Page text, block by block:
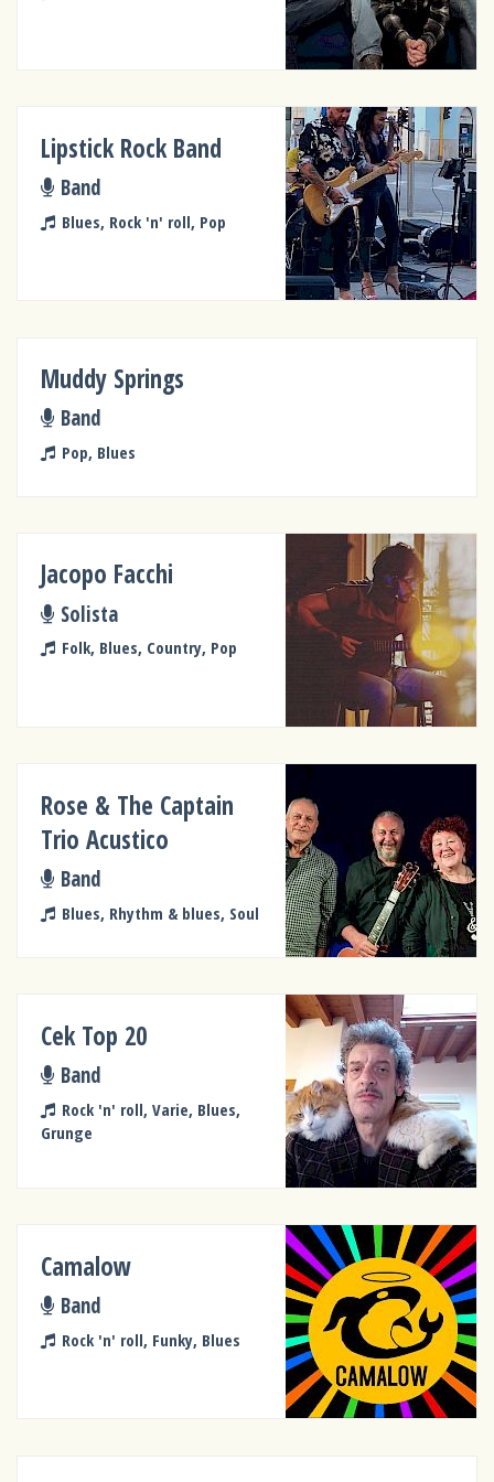
Lipstick Rock Band
Band
Blues, Rock 'n' roll, Pop
Muddy Springs
Band
Pop, Blues
Jacopo Facchi
Solista
Folk, Blues, Country, Pop
Rose & The Captain
Trio Acustico
Band
Blues, Rhythm & blues, Soul
Cek Top 20
Band
Rock 'n' roll, Varie, Blues,
Grunge
Camalow
Band
Rock 'n' roll, Funky, Blues